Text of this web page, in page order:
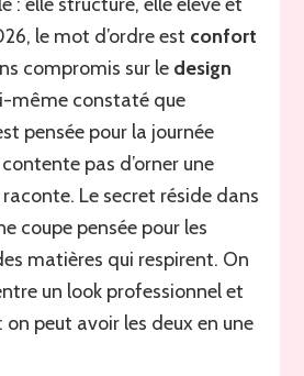
le mot d’ordre est confort
compromis sur le design
même constaté que
pensée pour la journée
pas d’orner une
Le secret réside dans
coupe pensée pour les
matières qui respirent. On
un look professionnel et
peut avoir les deux en une